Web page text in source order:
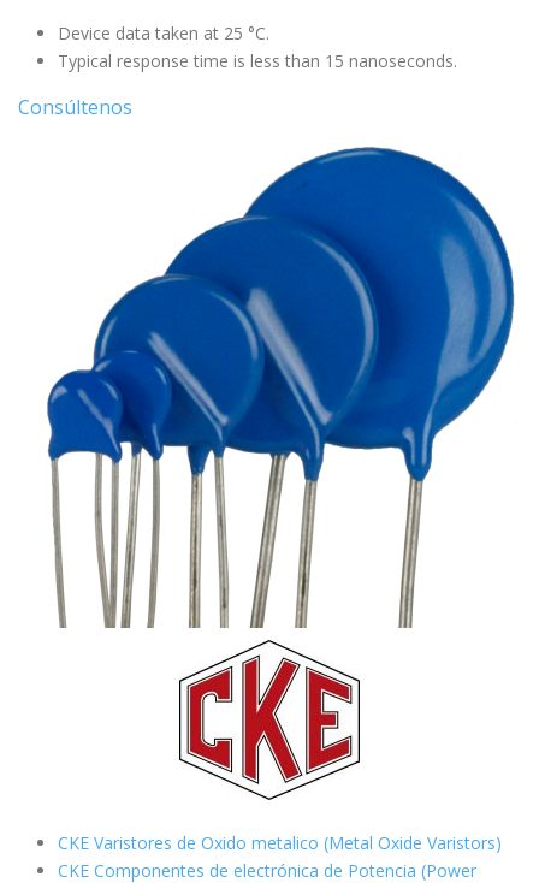
Device data taken at 25 °C.
Typical response time is less than 15 nanoseconds.
Consúltenos
CKE Varistores de Oxido metalico (Metal Oxide Varistors)
CKE Componentes de electrónica de Potencia (Power